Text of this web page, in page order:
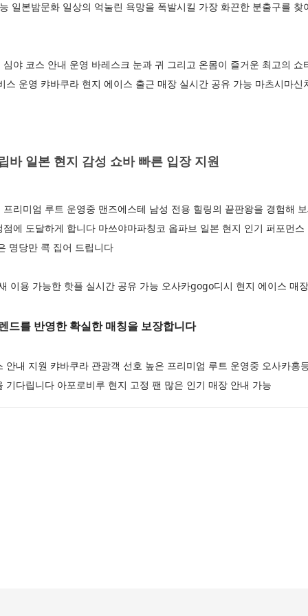
일본밤문화 일상의 억눌린 욕망을 폭발시킬 가장 화끈한 분출구를
야 코스 안내 운영 바레스크 눈과 귀 그리고 온몸이 즐거운 최고의
스 운영 캬바쿠라 현지 에이스 출근 매장 실시간 공유 가능 마츠시마
바 일본 현지 감성 쇼바 빠른 입장 지원
리미엄 루트 운영중 맨즈에스테 남성 전용 힐링의 끝판왕을 경험해
에 도달하게 합니다 마쓰야마파칭코 옵파브 일본 현지 인기 퍼포먼
명당만 콕 집어 드립니다
이용 가능한 핫플 실시간 공유 가능 오사카gogo디시 현지 에이스 매
드를 반영한 확실한 매칭을 보장합니다
안내 지원 캬바쿠라 관광객 선호 높은 프리미엄 루트 운영중 오사카홍
기다립니다 아포로비루 현지 고정 팬 많은 인기 매장 안내 가능